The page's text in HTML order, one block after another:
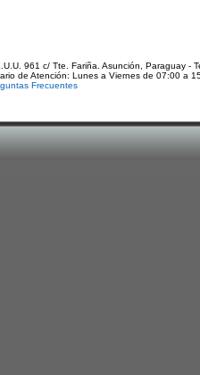
961 c/ Tte. Fariña. Asunción, Paraguay -
de Atención: Lunes a Viernes de 07:00 a
Frecuentes